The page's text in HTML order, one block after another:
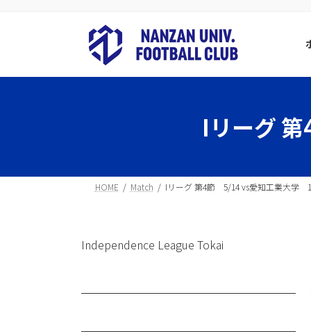
ツ
シ
Iリーグ
HOME Match Iリーグ 第4節 5/14 vs愛知工業大学
Independence League Tokai